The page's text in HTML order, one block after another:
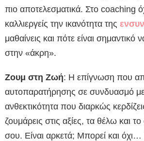
πιο αποτελεσματικά. Στο coaching
καλλιεργείς την ικανότητα της
μαθαίνεις και πότε είναι σημαντικό
στην «άκρη».
Ζουμ στη Ζωή: Η επίγνωση που
αυτοπαρατήρησης σε συνδυασμό
ανθεκτικότητα που διαρκώς
ζουμάρεις στις αξίες, τα θέλω και
σου. Είναι αρκετά; Μπορεί και όχι…